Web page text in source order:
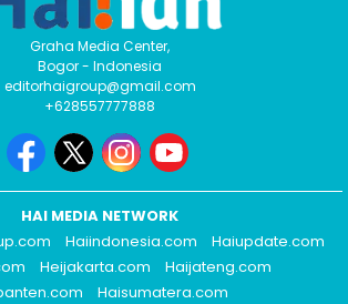
Graha Media Center,
Bogor - Indonesia
editorhaigroup@gmail.com
+628557777888
HAI MEDIA NETWORK
Haiindonesia.com
Haiupdate.com
Heijakarta.com
Haijateng.com
Haisumatera.com